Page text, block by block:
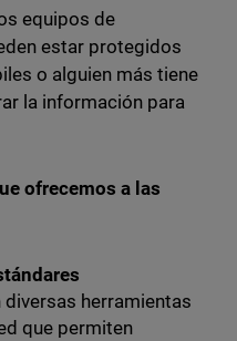
equipos de
estar protegidos
o alguien más tiene
la información para
ofrecemos a las
diversas herramientas
que permiten